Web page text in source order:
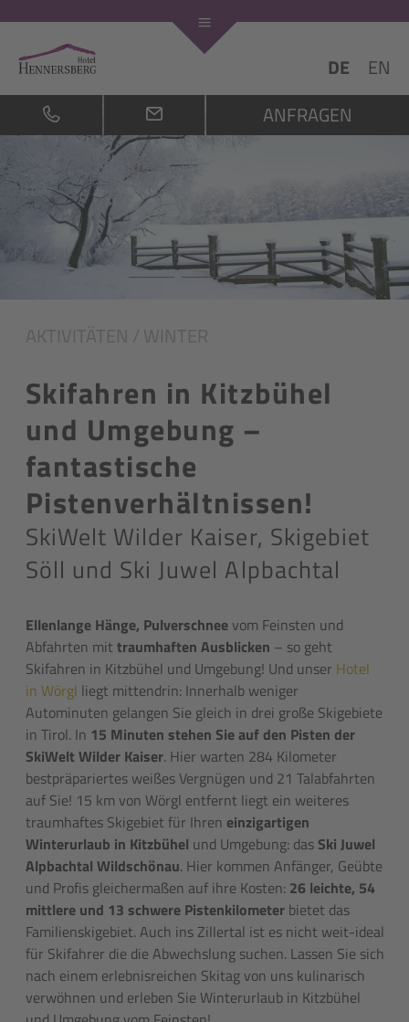
DE
EN
ANFRAGEN
AKTIVITÄTEN /WINTER
Skifahren in Kitzbühel
und Umgebung –
fantastische
Pistenverhältnissen!
SkiWelt Wilder Kaiser, Skigebiet
Söll und Ski Juwel Alpbachtal
Ellenlange Hänge, Pulverschneevom Feinsten und
Abfahrten mit traumhaften Ausblicken – so geht
Skifahren in Kitzbühel und Umgebung! Und unser Hotel
in Wörgl liegt mittendrin: Innerhalb weniger
Autominuten gelangen Sie gleich in drei große Skigebiete
in Tirol. In 15 Minuten stehen Sie auf den Pisten der
SkiWelt Wilder Kaiser. Hier warten 284 Kilometer
bestpräpariertes weißes Vergnügen und 21 Talabfahrten
auf Sie! 15 km von Wörgl entfernt liegt ein weiteres
traumhaftes Skigebiet für Ihren einzigartigen
Winterurlaub in Kitzbühel und Umgebung: das Ski Juwel
Alpbachtal Wildschönau. Hier kommen Anfänger, Geübte
und Profis gleichermaßen auf ihre Kosten: 26 leichte, 54
mittlere und 13 schwere Pistenkilometerbietet das
Familienskigebiet. Auch ins Zillertal ist es nicht weit-ideal
für Skifahrer die die Abwechslung suchen. Lassen Sie sich
nach einem erlebnisreichen Skitag von uns kulinarisch
verwöhnen und erleben Sie Winterurlaub in Kitzbühel